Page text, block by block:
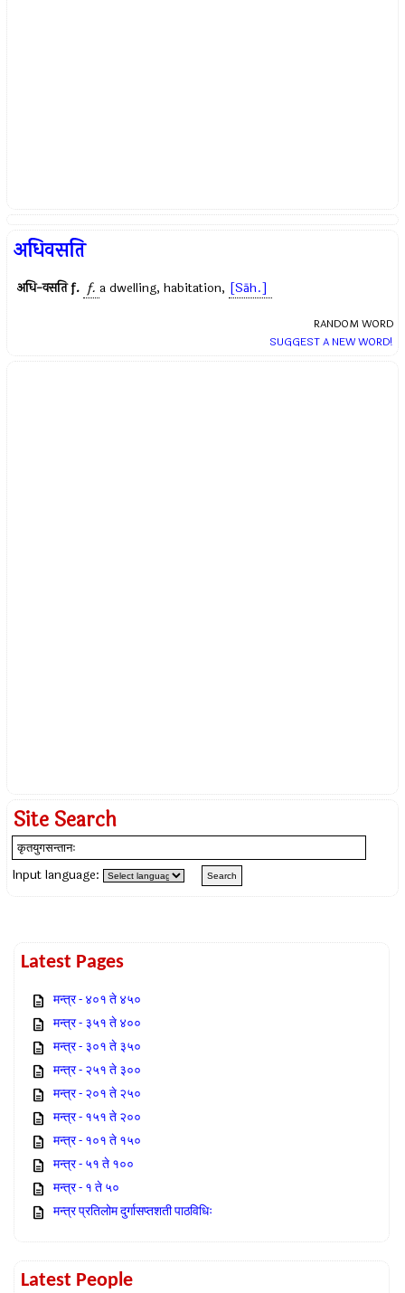
अधिवसति
अधि-वसतिf. f. a dwelling, habitation, [Sāh.]
RANDOM WORD
SUGGEST A NEW WORD!
Site Search
Input language:
Latest Pages
मन्त्र - ४०१ ते ४५०
मन्त्र - ३५१ ते ४००
मन्त्र - ३०१ ते ३५०
मन्त्र - २५१ ते ३००
मन्त्र - २०१ ते २५०
मन्त्र - १५१ ते २००
मन्त्र - १०१ ते १५०
मन्त्र - ५१ ते १००
मन्त्र - १ ते ५०
मन्त्र प्रतिलोम दुर्गासप्तशती पाठविधिः
Latest People